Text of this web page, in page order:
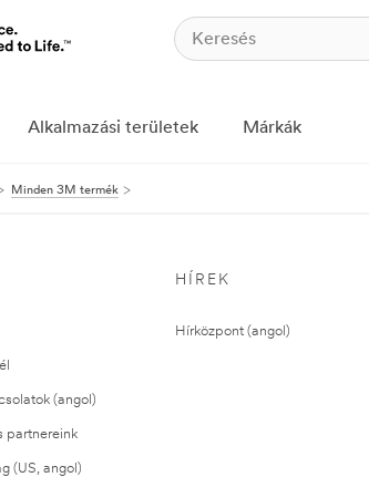
Alkalmazási területek Márkák
Minden 3M termék
(angol)
partnereink
(US, angol)
HÍREK
Hírközpont (angol)